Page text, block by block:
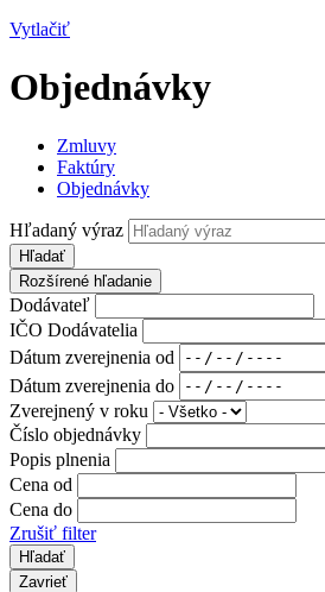
Vytlačiť
Objednávky
Zmluvy
Faktúry
Objednávky
Hľadaný výraz
Hľadať
Rozšírené hľadanie
Dodávateľ
IČO Dodávatelia
Dátum zverejnenia od
Dátum zverejnenia do
Zverejnený v roku
Číslo objednávky
Popis plnenia
Cena od
Cena do
Zrušiť filter
Zavrieť